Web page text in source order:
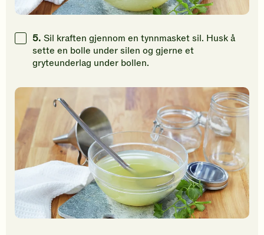
5. Sil kraften gjennom en tynnmasket sil. Husk å
sette en bolle under silen og gjerne et
gryteunderlag under bollen.